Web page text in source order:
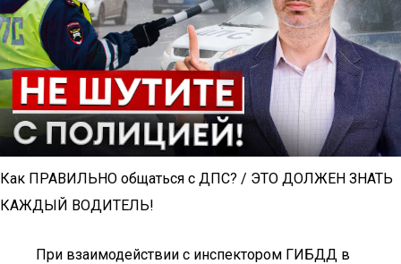
Как ПРАВИЛЬНО общаться с ДПС? / ЭТО ДОЛЖЕН ЗНАТЬ
КАЖДЫЙ ВОДИТЕЛЬ!
При взаимодействии с инспектором ГИБДД в